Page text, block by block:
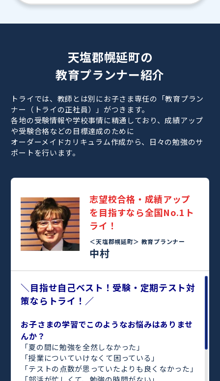
天塩郡幌延町の
教育プランナー紹介
トライでは、教師とは別にお子さま専任の「教育プラン
ナー（トライの正社員）」がつきます。
各地の受験情報や学校事情に精通しており、成績アップ
や受験合格などの目標達成のために
オーダーメイドカリキュラム作成から、日々の勉強のサ
ポートを行います。
志望校合格・成績アップ
を目指すなら全国No.1ト
ライ！
＜天塩郡幌延町＞ 教育プランナー
中村
＼目指せ自己ベスト！受験・定期テスト対
策ならトライ！／
お子さまの学習でこのようなお悩みはありませ
んか？
「夏の間に勉強を全然しなかった」
「授業についていけなくて困っている」
「テストの点数が思っていたよりも良くなかった」